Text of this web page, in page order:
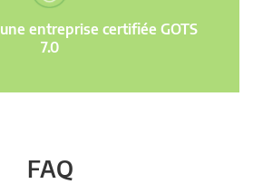
entreprise certifiée GOTS
7.0
FAQ